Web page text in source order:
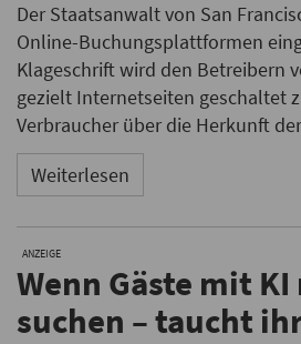
Der Staatsanwalt von San
Online-Buchungsplattformen
Klageschrift wird den Betreibern
gezielt Internetseiten geschaltet
Verbraucher über die Herkunft
Weiterlesen
ANZEIGE
Wenn Gäste mit
suchen – taucht